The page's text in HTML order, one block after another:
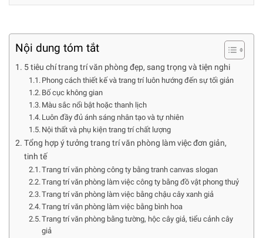
Nội dung tóm tắt
5 tiêu chí trang trí văn phòng đẹp, sang trọng và tiện nghi
Phong cách thiết kế và trang trí luôn hướng đến sự tối giản
Bố cục không gian
Màu sắc nổi bật hoặc thanh lịch
Luôn đầy đủ ánh sáng nhân tạo và tự nhiên
Nội thất và phụ kiện trang trí chất lượng
Tổng hợp ý tưởng trang trí văn phòng làm việc đơn giản,
tinh tế
Trang trí văn phòng công ty bằng tranh canvas slogan
Trang trí văn phòng làm việc công ty bằng đồ vật phong thuỷ
Trang trí văn phòng làm việc bằng chậu cây xanh giả
Trang trí văn phòng làm việc bằng bình hoa
Trang trí văn phòng bằng tường, hộc cây giả, tiểu cảnh cây
giả